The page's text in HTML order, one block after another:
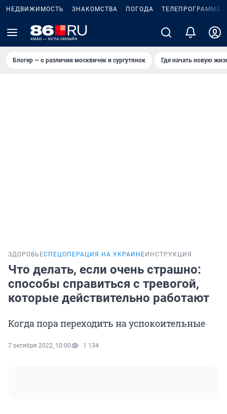
НЕДВИЖИМОСТЬ ЗНАКОМСТВА ПОГОДА ТЕЛЕПРОГРАММА
Блогер — о различии москвичек и сургутянок Где начать новую
ЗДОРОВЬЕСПЕЦОПЕРАЦИЯ НА УКРАИНЕ ИНСТРУКЦИЯ
Что делать, если очень страшно:
способы справиться с тревогой,
которые действительно работают
Когда пора переходить на успокоительные
7 октября 2022, 10:00 1 134